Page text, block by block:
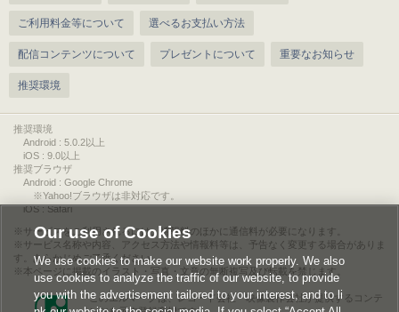
ご利用料金等について 選べるお支払い方法
配信コンテンツについて プレゼントについて 重要なお知らせ
推奨環境
推奨環境
Android : 5.0.2以上
iOS : 9.0以上
推奨ブラウザ
Android : Google Chrome
※Yahoo!ブラウザは非対応です。
iOS : Safari
サービスをご利用されるには、情報料のほかに通信料が必要になります。
サービス名称や内容、アクセス方法や情報料等は、予告なく変更する場合がありま
す。あらかじめご了承ください。
本ページに掲載のイラスト・写真・文章の無断複写及び転載を禁じます。
このエルマークは、レコード会社・映像製作会社が提供するコンテ
Our use of Cookies
We use cookies to make our website work properly. We also
use cookies to analyze the traffic of our website, to provide
you with the advertisement tailored to your interest, and to li